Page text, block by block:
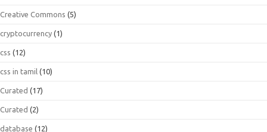
Creative Commons (5)
cryptocurrency (1)
css (12)
css in tamil (10)
Curated (17)
Curated (2)
database (12)